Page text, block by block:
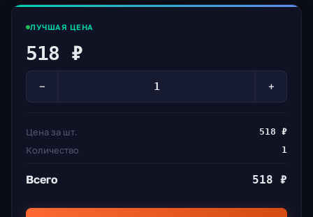
ЛУЧШАЯ ЦЕНА
518 ₽
− +
Цена за шт. 518 ₽
Количество 1
Всего 518 ₽